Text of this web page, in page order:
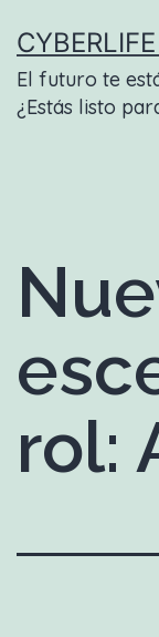
contenido
El futuro te
¿Estás listo
rol: